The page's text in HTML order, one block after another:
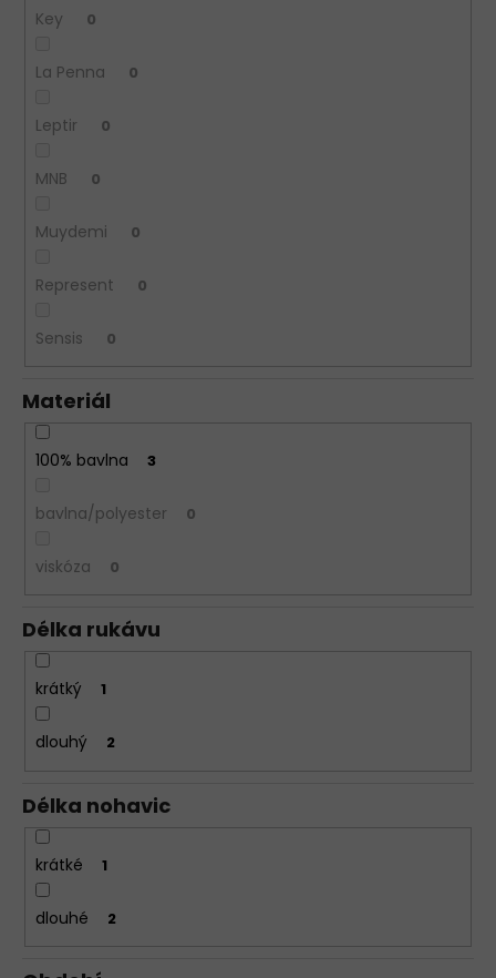
Key 0
La Penna 0
Leptir 0
MNB 0
Muydemi 0
Represent 0
Sensis 0
Materiál
100% bavlna 3
bavlna/polyester 0
viskóza 0
Délka rukávu
krátký 1
dlouhý 2
Délka nohavic
krátké 1
dlouhé 2